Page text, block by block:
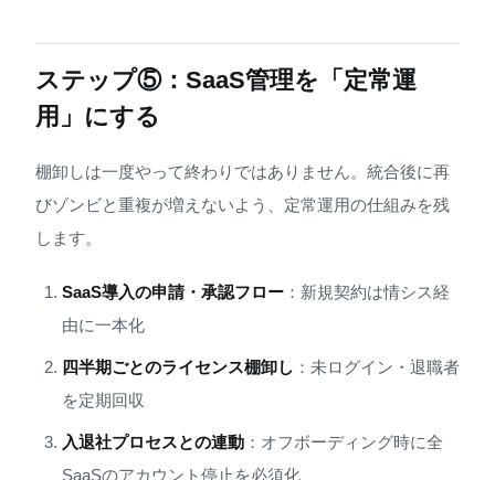
ステップ⑤：SaaS管理を「定常運
用」にする
棚卸しは一度やって終わりではありません。統合後に再
びゾンビと重複が増えないよう、定常運用の仕組みを残
します。
SaaS導入の申請・承認フロー ：新規契約は情シス経
由に一本化
四半期ごとのライセンス棚卸し ：未ログイン・退職者
を定期回収
入退社プロセスとの連動 ：オフボーディング時に全
SaaSのアカウント停止を必須化